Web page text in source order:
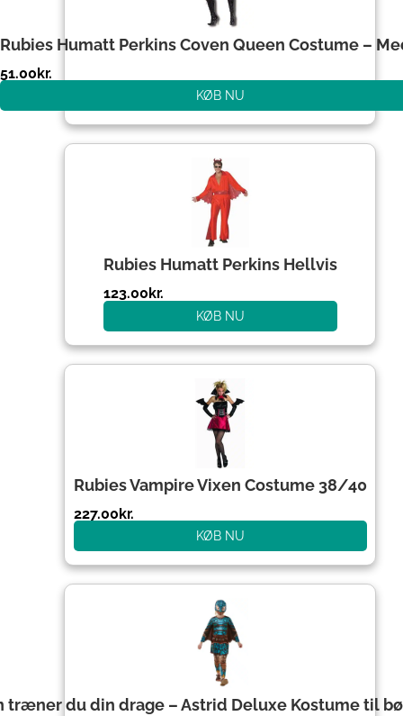
Rubies Humatt Perkins Coven Queen Costume –
51.00kr.
KØB NU
Rubies Humatt Perkins Hellvis
123.00kr.
KØB NU
Rubies Vampire Vixen Costume 38/40
227.00kr.
KØB NU
træner du din drage – Astrid Deluxe Kostume til